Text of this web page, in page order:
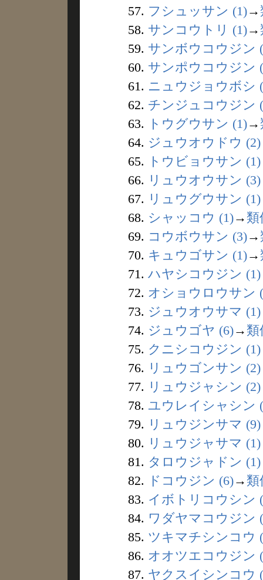
57. フシュッサン (1)→
58. サンコウトリ (1)→
59. サンボウコウジン
60. サンポウコウジン
61. ニュウジョウボシ
62. チンジュコウジン
63.
トウグウサン (1)→
64. ジュウオウドウ (2)
65.
トウビョウサン (1)
66. リュウオウサン (3)
67. リュウグウサン (1)
68. シャッコウ (1)→ 類
69. コウボウサン (3)→
70. キュウゴサン (1)→
71. ハヤシコウジン (1)
72. オショウロウサン
73. ジュウオウサマ (1)
74. ジュウゴヤ (6)→ 類
75. クニシコウジン (1)
76. リュウゴンサン (2)
77. リュウジャシン (2)
78. ユウレイシャシン
79. リュウジンサマ (9)
80. リュウジャサマ (1)
81. タロウジャドン (1)
82.
ドコウジン (6)→ 類
83. イボトリコウシン
84. ワダヤマコウジン
85. ツキマチシンコウ
86. オオツエコウジン
87. ヤクスイシンコウ